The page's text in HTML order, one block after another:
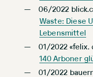
06/2022
Waste: Diese
Lebensmittel
01/2022 «felix.
140 Arboner
01/2022